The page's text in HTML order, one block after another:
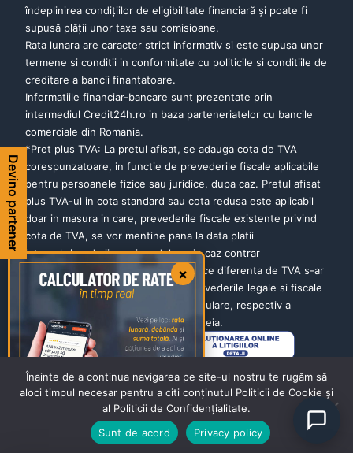
îndeplinirea condiţiilor de eligibilitate financiară şi poate fi
supusă plăţii unor taxe sau comisioane.
Rata lunara are caracter strict informativ si este supusa unor
termene si conditii in conformitate cu politicile si conditiile de
creditare a bancii finantatoare.
Informatiile financiar-bancare sunt prezentate prin
intermediul Credit24h.ro in baza parteneriatelor cu bancile
comerciale din Romania.
*Pret plus TVA: La pretul afisat, se adauga cota de TVA
corespunzatoare, in functie de prevederile fiscale aplicabile
pentru persoanele fizice sau juridice, dupa caz. Pretul afisat
plus TVA-ul in cota standard sau cota redusa este aplicabil
doar in masura in care, prevederile fiscale existente privind
cota de TVA, se vor mentine pana la data platii
integrale/predarii casei modulare, in caz contrar
Cumparatorul va suporta integral orice diferenta de TVA s-ar
datora suplimentar, in functie de prevederile legale si fiscale
aplicabile de la data livrarii casei modulare, respectiv a
achitarii si facturarii integrale a acesteia.
Română English
Înainte de a continua navigarea pe site-ul nostru te rugăm să
aloci timpul necesar pentru a citi conținutul Politicii de Cookie și
al Politicii de Confidențialitate.
Sunt de acord
Privacy policy
Devino partener
×